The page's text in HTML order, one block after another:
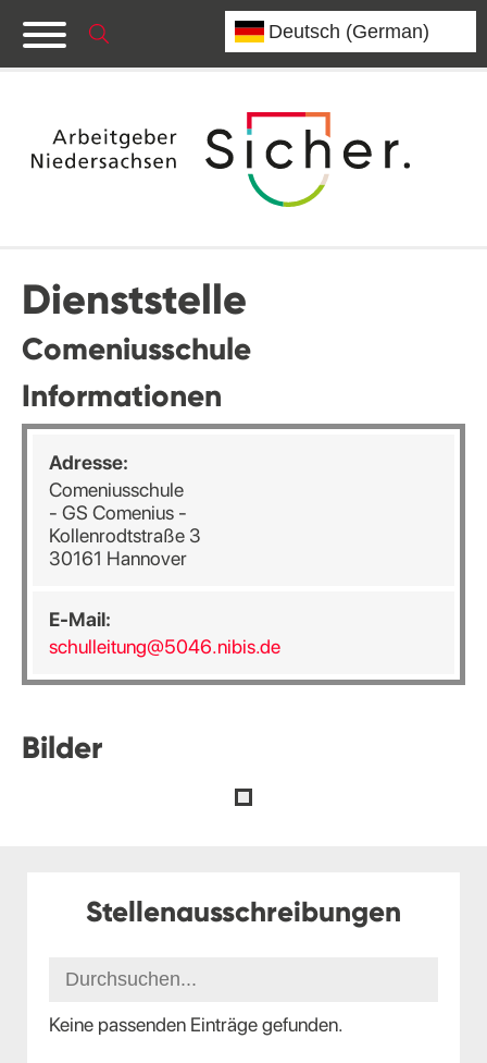
Dienststelle
Comeniusschule
Informationen
Adresse:
Comeniusschule
- GS Comenius -
Kollenrodtstraße 3
30161 Hannover
E-Mail:
schulleitung@5046.nibis.de
Bilder
Stellenausschreibungen
Keine passenden Einträge gefunden.